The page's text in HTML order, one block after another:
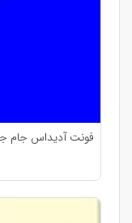
فونت آدیداس جام